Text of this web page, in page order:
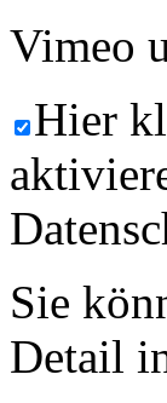
Vimeo
Hier
Sie
Detail